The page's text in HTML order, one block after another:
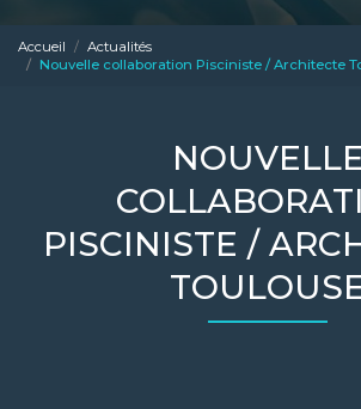
Accueil
Actualités
Nouvelle collaboration Pisciniste / Architecte
NOUVELLE
PISCINISTE /